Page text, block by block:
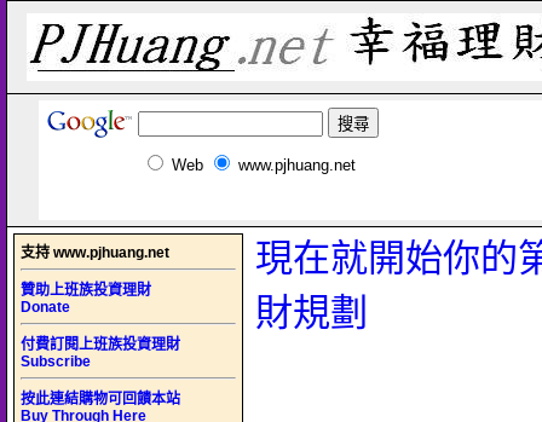
Web www.pjhuang.net
支持 www.pjhuang.net
贊助上班族投資理財
Donate
付費訂閱上班族投資理財
Subscribe
按此連結購物可回饋本站
Buy Through Here
現在就開始你的
財規劃